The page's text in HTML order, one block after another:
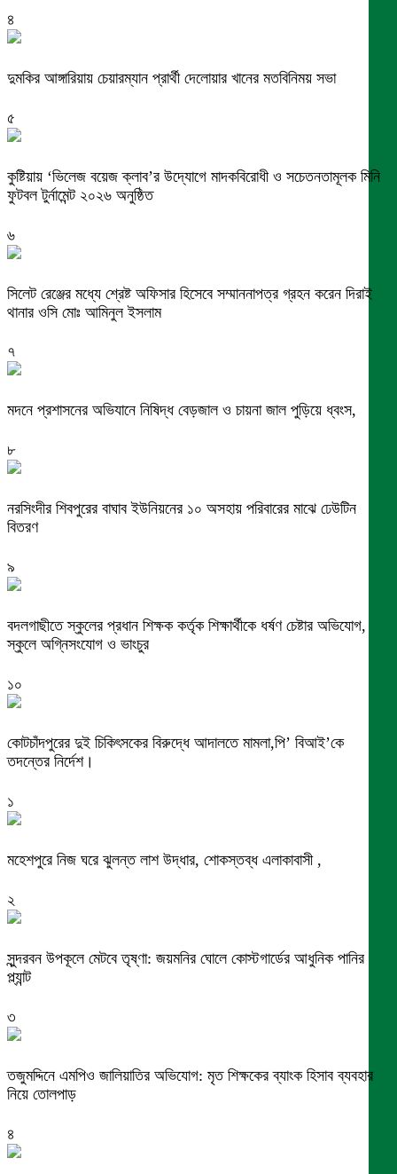
৪
দুমকির আঙ্গারিয়ায় চেয়ারম্যান প্রার্থী দেলোয়ার খানের মতবিনিময় সভা
৫
কুষ্টিয়ায় ‘ভিলেজ বয়েজ ক্লাব’র উদ্যোগে মাদকবিরোধী ও সচেতনতামূলক মিনি
ফুটবল টুর্নামেন্ট ২০২৬ অনুষ্ঠিত
৬
সিলেট রেঞ্জের মধ্যে শ্রেষ্ট অফিসার হিসেবে সম্মাননাপত্র গ্রহন করেন দিরাই
থানার ওসি মোঃ আমিনুল ইসলাম
৭
মদনে প্রশাসনের অভিযানে নিষিদ্ধ বেড়জাল ও চায়না জাল পুড়িয়ে ধ্বংস,
৮
নরসিংদীর শিবপুরের বাঘাব ইউনিয়নের ১০ অসহায় পরিবারের মাঝে ঢেউটিন
বিতরণ
৯
বদলগাছীতে স্কুলের প্রধান শিক্ষক কর্তৃক শিক্ষার্থীকে ধর্ষণ চেষ্টার অভিযোগ,
স্কুলে অগ্নিসংযোগ ও ভাংচুর
১০
কোটচাঁদপুরের দুই চিকিৎসকের বিরুদ্ধে আদালতে মামলা,পি’ বিআই’কে
তদন্তের নির্দেশ।
১
মহেশপুরে নিজ ঘরে ঝুলন্ত লাশ উদ্ধার, শোকস্তব্ধ এলাকাবাসী ,
২
সুন্দরবন উপকূলে মেটবে তৃষ্ণা: জয়মনির ঘোলে কোস্টগার্ডের আধুনিক পানির
প্ল্যান্ট
৩
তজুমদ্দিনে এমপিও জালিয়াতির অভিযোগ: মৃত শিক্ষকের ব্যাংক হিসাব ব্যবহার
নিয়ে তোলপাড়
৪